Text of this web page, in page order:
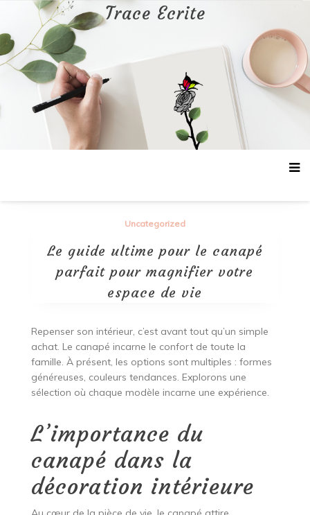
contenu
Trace Ecrite
Uncategorized
Le guide ultime pour le canapé
parfait pour magnifier votre
espace de vie
Repenser son intérieur, c’est avant tout qu’un simple
achat. Le canapé incarne le confort de toute la
famille. À présent, les options sont multiples : formes
généreuses, couleurs tendances. Explorons une
sélection où chaque modèle incarne une expérience.
L’importance du
canapé dans la
décoration intérieure